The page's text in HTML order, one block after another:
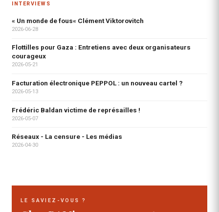
INTERVIEWS
« Un monde de fous« Clément Viktorovitch
2026-06-28
Flottilles pour Gaza : Entretiens avec deux organisateurs
courageux
2026-05-21
Facturation électronique PEPPOL : un nouveau cartel ?
2026-05-13
Frédéric Baldan victime de représailles !
2026-05-07
Réseaux - La censure - Les médias
2026-04-30
LE SAVIEZ-VOUS ?